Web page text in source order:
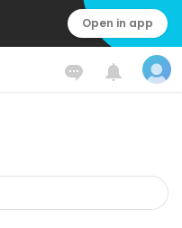
Open in app